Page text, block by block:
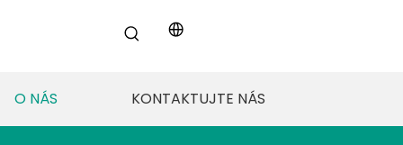
O NÁS KONTAKTUJTE NÁS